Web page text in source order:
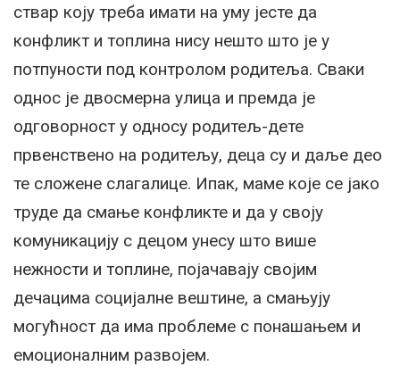
ствар коју треба имати на уму јесте да
конфликт и топлина нису нешто што је у
потпуности под контролом родитеља. Сваки
однос је двосмерна улица и премда је
одговорност у односу родитељ-дете
првенствено на родитељу, деца су и даље део
те сложене слагалице. Ипак, маме које се јако
труде да смање конфликте и да у своју
комуникацију с децом унесу што више
нежности и топлине, појачавају својим
дечацима социјалне вештине, а смањују
могућност да има проблеме с понашањем и
емоционалним развојем.